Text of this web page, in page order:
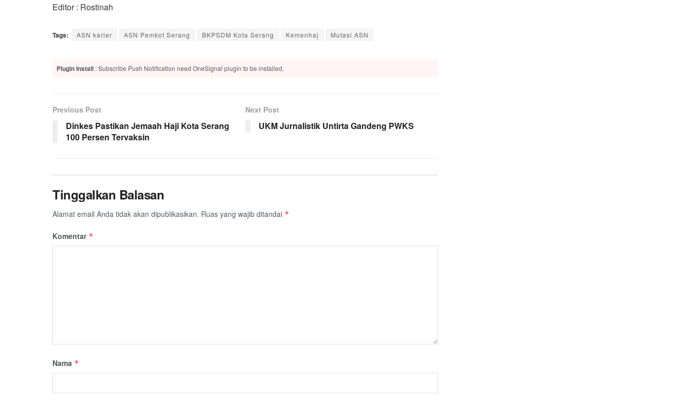
Editor : Rostinah
Tags: ASN karier ASN Pemkot Serang BKPSDM Kota Serang Kemenhaj Mutasi ASN
Plugin Install : Subscribe Push Notification need OneSignal plugin to be installed.
Previous Post
Dinkes Pastikan Jemaah Haji Kota Serang
100 Persen Tervaksin
Next Post
UKM Jurnalistik Untirta Gandeng PWKS
Tinggalkan Balasan
Alamat email Anda tidak akan dipublikasikan. Ruas yang wajib ditandai *
Komentar *
Nama *